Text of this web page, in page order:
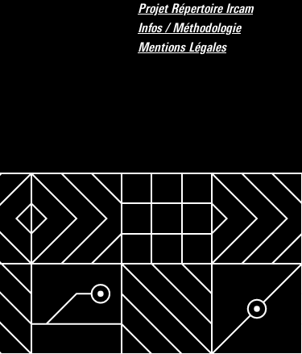
Projet Répertoire Ircam
Infos / Méthodologie
Mentions Légales